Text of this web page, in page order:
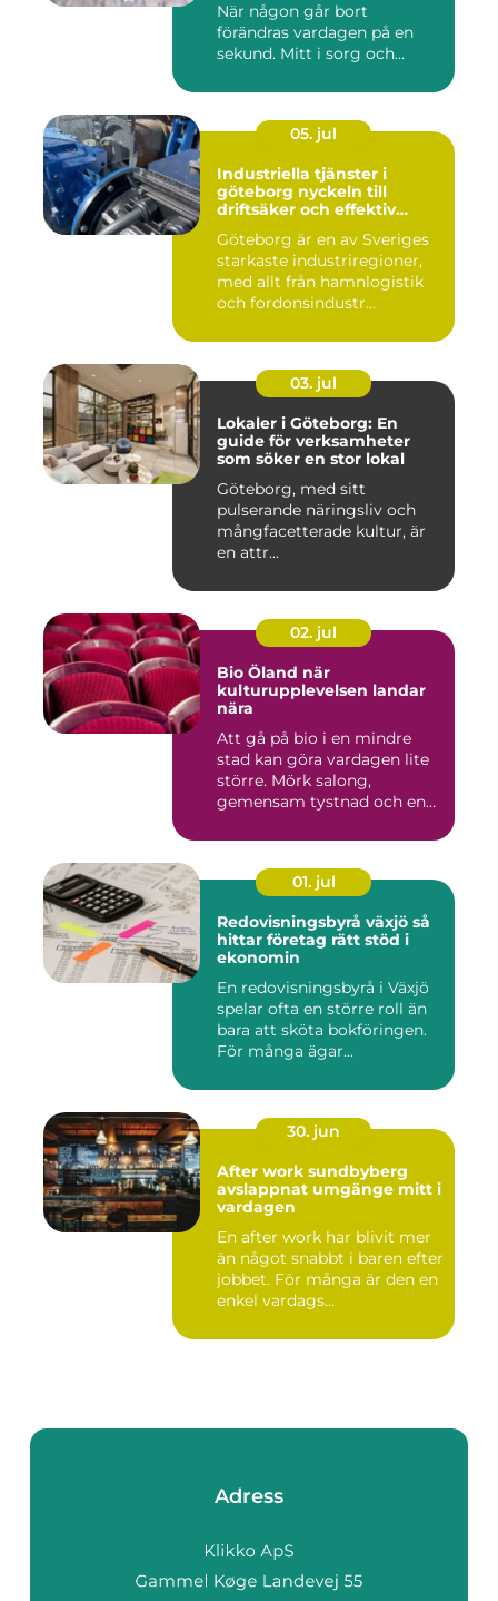
När någon går bort
förändras vardagen på en
sekund. Mitt i sorg och...
05. jul
Industriella tjänster i
göteborg nyckeln till
driftsäker och effektiv
Göteborg är en av Sveriges
starkaste industriregioner,
med allt från hamnlogistik
och fordonsindustr...
03. jul
Lokaler i Göteborg: En
guide för verksamheter
som söker en stor lokal
Göteborg, med sitt
pulserande näringsliv och
mångfacetterade kultur, är
en attr...
02. jul
Bio Öland när
kulturupplevelsen landar
nära
Att gå på bio i en mindre
stad kan göra vardagen lite
större. Mörk salong,
gemensam tystnad och en
01. jul
Redovisningsbyrå växjö så
hittar företag rätt stöd i
ekonomin
En redovisningsbyrå i Växjö
spelar ofta en större roll än
bara att sköta bokföringen.
För många ägar...
30. jun
After work sundbyberg
avslappnat umgänge mitt i
vardagen
En after work har blivit mer
än något snabbt i baren efter
jobbet. För många är den en
enkel vardags...
Adress